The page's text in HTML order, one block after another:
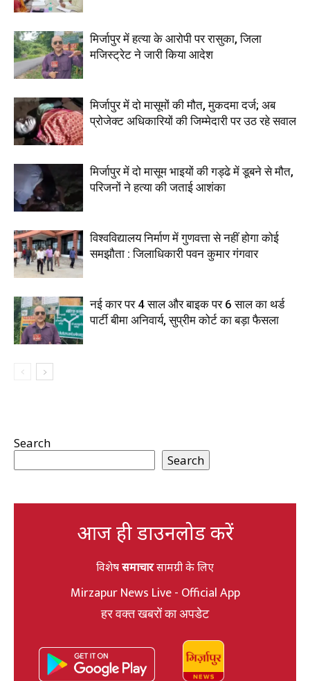
मिर्जापुर में हत्या के आरोपी पर रासुका, जिला
मजिस्ट्रेट ने जारी किया आदेश
मिर्जापुर में दो मासूमों की मौत, मुकदमा दर्ज; अब
प्रोजेक्ट अधिकारियों की जिम्मेदारी पर उठ रहे सवाल
मिर्जापुर में दो मासूम भाइयों की गड्ढे में डूबने से मौत,
परिजनों ने हत्या की जताई आशंका
विश्वविद्यालय निर्माण में गुणवत्ता से नहीं होगा कोई
समझौता : जिलाधिकारी पवन कुमार गंगवार
नई कार पर 4 साल और बाइक पर 6 साल का थर्ड
पार्टी बीमा अनिवार्य, सुप्रीम कोर्ट का बड़ा फैसला
Search
Search
आज ही डाउनलोड करें
विशेषसमाचारसामग्री के लिए
Mirzapur News Live - Official App
हर वक्त खबरों का अपडेट